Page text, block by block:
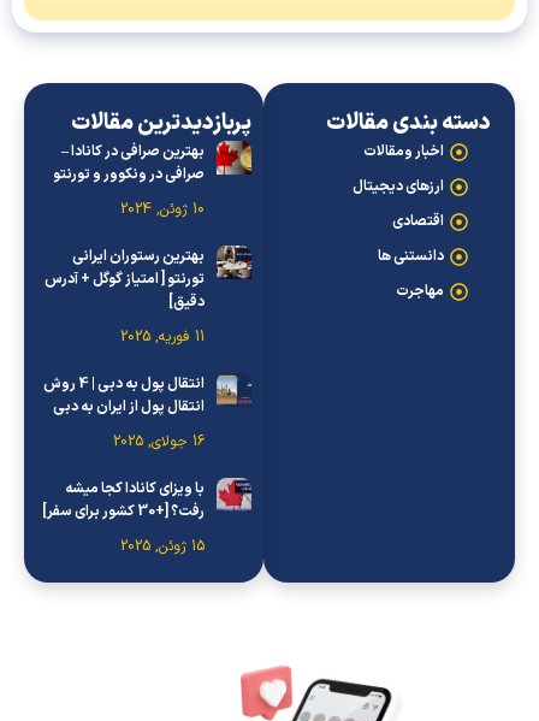
دسته بندی مقالات
اخبار ومقالات
ارزهای دیجیتال
اقتصادی
دانستنی ها
مهاجرت
پربازدیدترین مقالات
بهترین صرافی در کانادا –
صرافی در ونکوور و تورنتو
بهترین رستوران ایرانی
تورنتو [ امتیاز گوگل + آدرس
انتقال پول به دبی | 4 روش
انتقال پول از ایران به دبی
با ویزای کانادا کجا میشه
رفت؟ [+30 کشور برای سفر]